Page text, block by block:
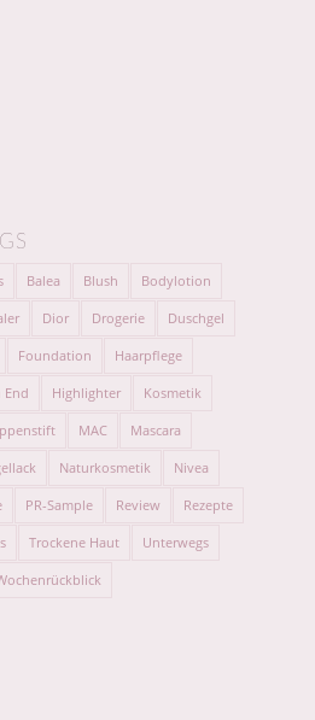
Balea Blush Bodylotion
Dior Drogerie Duschgel
Foundation Haarpflege
End Highlighter Kosmetik
MAC Mascara
Naturkosmetik Nivea
PR-Sample Review Rezepte
Trockene Haut Unterwegs